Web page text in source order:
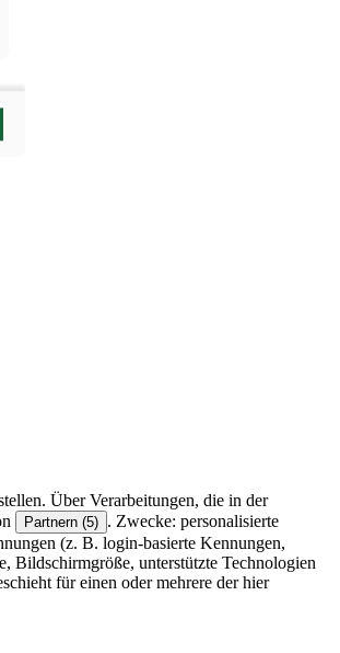
Über Verarbeitungen, die in der
Partnern (5) . Zwecke: personalisierte
(z. B. login-basierte Kennungen,
Bildschirmgröße, unterstützte Technologien
für einen oder mehrere der hier